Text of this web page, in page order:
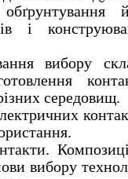
і
вибору
середовищ.
вибору